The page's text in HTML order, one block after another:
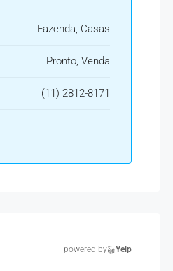
Fazenda, Casas
Pronto, Venda
(11) 2812-8171
powered by Yelp